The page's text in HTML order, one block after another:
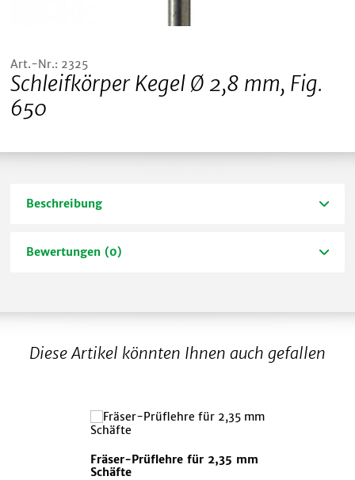
Art.-Nr.: 2325
Schleifkörper Kegel Ø 2,8 mm, Fig.
650
Beschreibung
Bewertungen (0)
Diese Artikel könnten Ihnen auch gefallen
Fräser-Prüflehre für 2,35 mm
Schäfte